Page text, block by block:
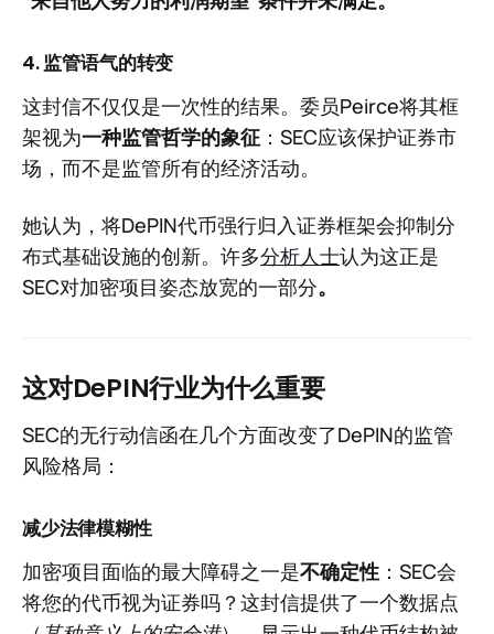
4. 监管语气的转变
这封信不仅仅是一次性的结果。委员Peirce将其框
架视为一种监管哲学的象征 ：SEC应该保护证券市
场，而不是监管所有的经济活动。
她认为，将DePIN代币强行归入证券框架会抑制分
布式基础设施的创新。许多分析人士认为这正是
SEC对加密项目姿态放宽的一部分。
这对DePIN行业为什么重要
SEC的无行动信函在几个方面改变了DePIN的监管
风险格局：
减少法律模糊性
加密项目面临的最大障碍之一是不确定性 ：SEC会
将您的代币视为证券吗？这封信提供了一个数据点